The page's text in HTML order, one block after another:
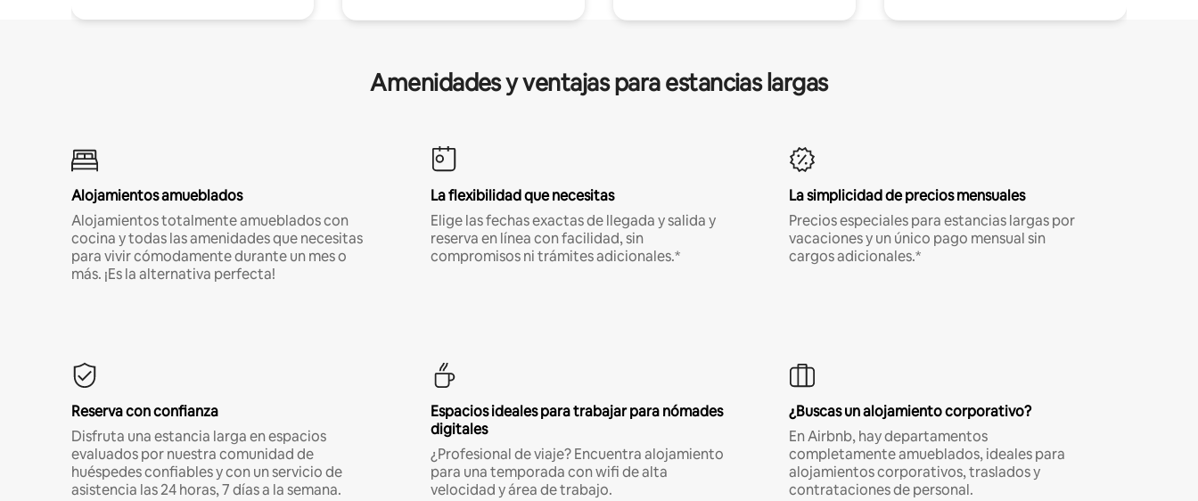
Amenidades y ventajas para estancias largas
Alojamientos amueblados
Alojamientos totalmente amueblados con
cocina y todas las amenidades que necesitas
para vivir cómodamente durante un mes o
más. ¡Es la alternativa perfecta!
La flexibilidad que necesitas
Elige las fechas exactas de llegada y salida y
reserva en línea con facilidad, sin
compromisos ni trámites adicionales.*
La simplicidad de precios mensuales
Precios especiales para estancias largas por
vacaciones y un único pago mensual sin
cargos adicionales.*
Reserva con confianza
Disfruta una estancia larga en espacios
evaluados por nuestra comunidad de
huéspedes confiables y con un servicio de
asistencia las 24 horas, 7 días a la semana.
Espacios ideales para trabajar para nómades
digitales
¿Profesional de viaje? Encuentra alojamiento
para una temporada con wifi de alta
velocidad y área de trabajo.
¿Buscas un alojamiento corporativo?
En Airbnb, hay departamentos
completamente amueblados, ideales para
alojamientos corporativos, traslados y
contrataciones de personal.